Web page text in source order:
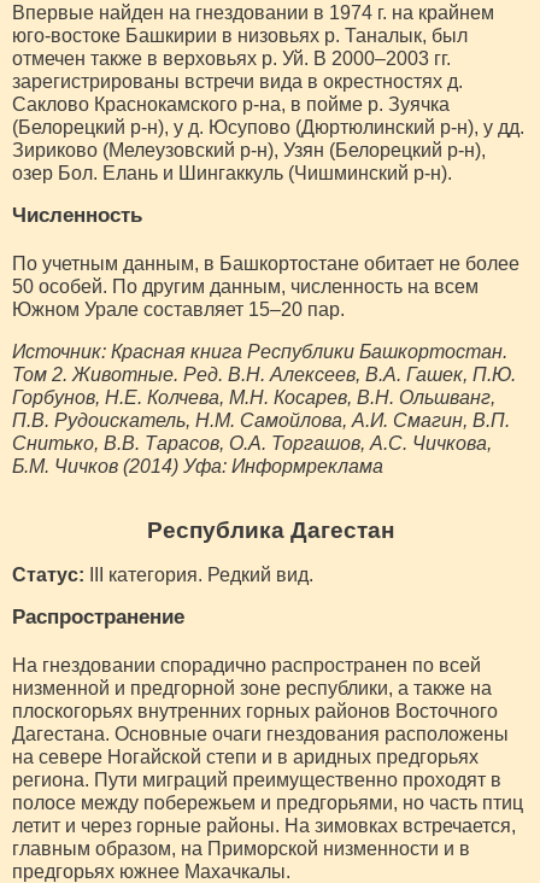
Впервые найден на гнездовании в 1974 г. на крайнем
юго-востоке Башкирии в низовьях р. Таналык, был
отмечен также в верховьях р. Уй. В 2000–2003 гг.
зарегистрированы встречи вида в окрестностях д.
Саклово Краснокамского р-на, в пойме р. Зуячка
(Белорецкий р-н), у д. Юсупово (Дюртюлинский р-н), у дд.
Зириково (Мелеузовский р-н), Узян (Белорецкий р-н),
озер Бол. Елань и Шингаккуль (Чишминский р-н).
Численность
По учетным данным, в Башкортостане обитает не более
50 особей. По другим данным, численность на всем
Южном Урале составляет 15–20 пар.
Источник: Красная книга Республики Башкортостан.
Том 2. Животные. Ред. В.Н. Алексеев, В.А. Гашек, П.Ю.
Горбунов, Н.Е. Колчева, М.Н. Косарев, В.Н. Ольшванг,
П.В. Рудоискатель, Н.М. Самойлова, А.И. Смагин, В.П.
Снитько, В.В. Тарасов, О.А. Торгашов, А.С. Чичкова,
Б.М. Чичков (2014) Уфа: Информреклама
Республика Дагестан
Статус: III категория. Редкий вид.
Распространение
На гнездовании спорадично распространен по всей
низменной и предгорной зоне республики, а также на
плоскогорьях внутренних горных районов Восточного
Дагестана. Основные очаги гнездования расположены
на севере Ногайской степи и в аридных предгорьях
региона. Пути миграций преимущественно проходят в
полосе между побережьем и предгорьями, но часть птиц
летит и через горные районы. На зимовках встречается,
главным образом, на Приморской низменности и в
предгорьях южнее Махачкалы.